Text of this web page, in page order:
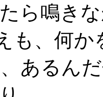
ら鳴き
も、何
あるん